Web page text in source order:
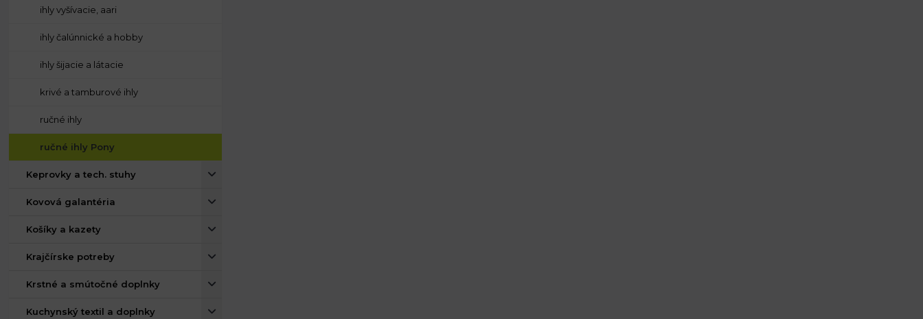
ihly vyšívacie, aari
ihly čalúnnické a hobby
ihly šijacie a látacie
krivé a tamburové ihly
ručné ihly
ručné ihly Pony
Keprovky a tech. stuhy
Kovová galantéria
Košíky a kazety
Krajčírske potreby
Krstné a smútočné doplnky
Kuchynský textil a doplnky